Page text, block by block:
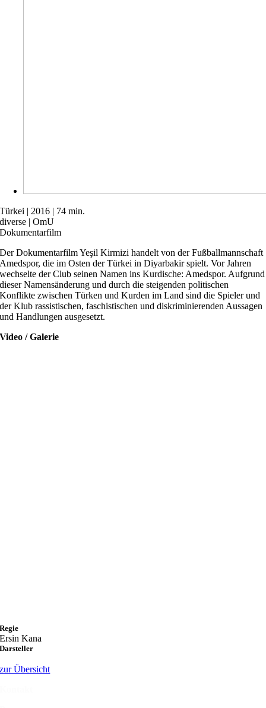
Türkei | 2016 | 74 min.
diverse | OmU
Dokumentarfilm
Der Dokumentarfilm Yeşil Kirmizi handelt von der Fußballmannschaft
Amedspor, die im Osten der Türkei in Diyarbakir spielt. Vor Jahren
wechselte der Club seinen Namen ins Kurdische: Amedspor. Aufgrund
dieser Namensänderung und durch die steigenden politischen
Konflikte zwischen Türken und Kurden im Land sind die Spieler und
der Klub rassistischen, faschistischen und diskriminierenden Aussagen
und Handlungen ausgesetzt.
Video / Galerie
Regie
Ersin Kana
Darsteller
zur Übersicht